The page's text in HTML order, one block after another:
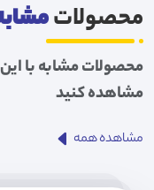
محصولات
محصولات مشابه با
مشاهده کنید
مشاهده همه